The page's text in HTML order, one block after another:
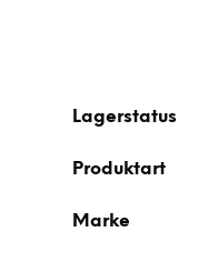
Lagerstatus
Produktart
Marke